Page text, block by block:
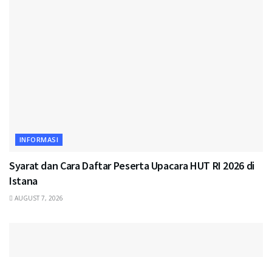
INFORMASI
Syarat dan Cara Daftar Peserta Upacara HUT RI 2026 di
Istana
AUGUST 7, 2026